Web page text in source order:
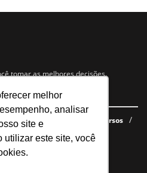
melhor
analisar
site e
utilizar este site, você
tomar as melhores decisões.
E-books gratuitos
Cursos